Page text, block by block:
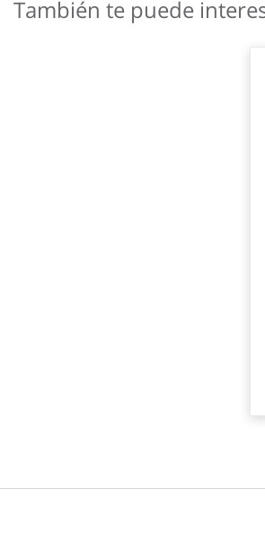
galería
También te puede